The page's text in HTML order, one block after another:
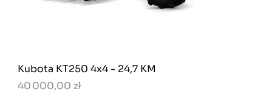
Kubota KT250 4x4 - 24,7 KM
40 000,00 zł